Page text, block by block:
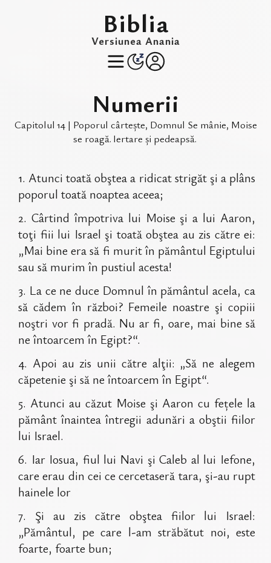
Biblia
Versiunea Anania
Numerii
Capitolul 14 | Poporul cârtește, Domnul Se mânie, Moise
se roagă. Iertare și pedeapsă.
1. Atunci toată obştea a ridicat strigăt şi a plâns
poporul toată noaptea aceea;
2. Cârtind împotriva lui Moise şi a lui Aaron,
toţi fiii lui Israel şi toată obştea au zis către ei:
„Mai bine era să fi murit în pământul Egiptului
sau să murim în pustiul acesta!
3. La ce ne duce Domnul în pământul acela, ca
să cădem în război? Femeile noastre şi copiii
noştri vor fi pradă. Nu ar fi, oare, mai bine să
ne întoarcem în Egipt?“.
4. Apoi au zis unii către alţii: „Să ne alegem
căpetenie şi să ne întoarcem în Egipt“.
5. Atunci au căzut Moise şi Aaron cu fețele la
pământ înaintea întregii adunări a obştii fiilor
lui Israel.
6. Iar Iosua, fiul lui Navi şi Caleb al lui Iefone,
care erau din cei ce cercetaseră tara, şi-au rupt
hainele lor
7.
Şi au zis către obştea fiilor lui Israel:
„Pământul, pe care l-am străbătut noi, este
foarte, foarte bun;